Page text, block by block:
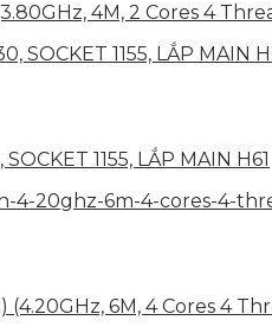
4M, 2 Cores 4
1155, LẮP MAIN H61
(4.20GHz, 6M, 4 Cores 4